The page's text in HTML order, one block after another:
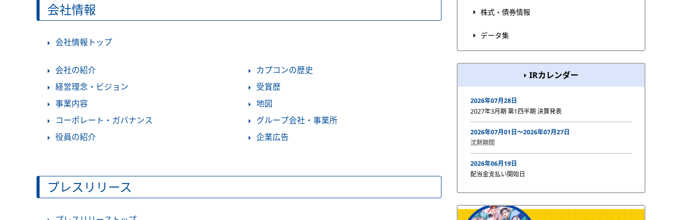
会社情報
会社情報トップ
会社の紹介
経営理念・ビジョン
事業内容
コーポレート・ガバナンス
役員の紹介
カプコンの歴史
受賞歴
地図
グループ会社・事業所
企業広告
プレスリリース
株式・債券情報
データ集
IRカレンダー
2026年07月28日
2027年3月期 第1四半期 決算発表
2026年07月01日〜2026年07月27日
沈黙期間
2026年06月19日
配当金支払い開始日